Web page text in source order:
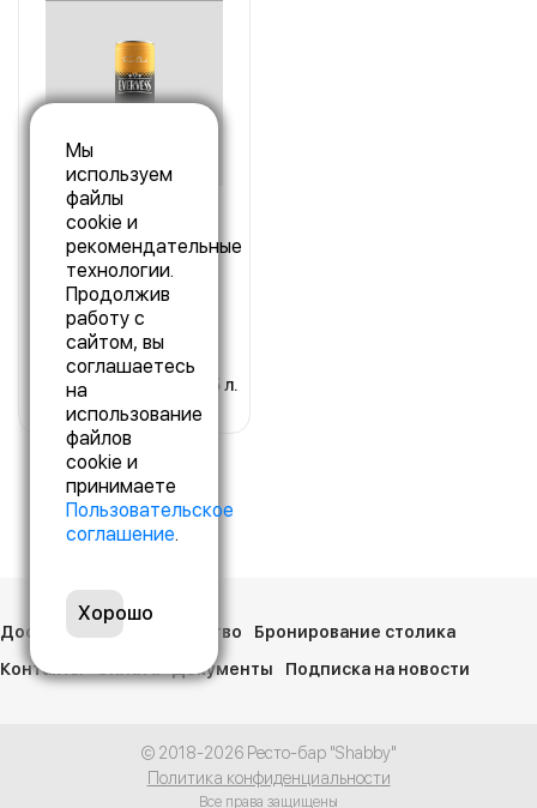
Тоник
Эвервес Тоник
250 р. 0.25 л.
Доставка Сотрудничество
Бронирование столика
Контакты
Документы Подписка на новости
© 2018-2026 Ресто-бар "Shabby"
Политика конфиденциальности
Все права защищены
Мы
используем
файлы
cookie и
рекомендательные
технологии.
Продолжив
работу с
сайтом, вы
соглашаетесь
на
использование
файлов
cookie и
принимаете
Пользовательское
соглашение.
Хорошо